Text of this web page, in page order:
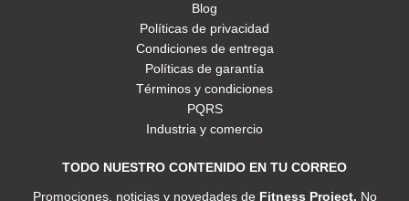
Blog
Políticas de privacidad
Condiciones de entrega
Políticas de garantía
Términos y condiciones
PQRS
Industria y comercio
TODO NUESTRO CONTENIDO EN TU CORREO
Promociones, noticias y novedades de Fitness Project. No